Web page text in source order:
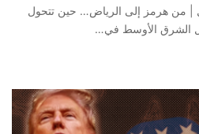
| من هرمز إلى الرياض… حين تتحول
الشرق الأوسط في…